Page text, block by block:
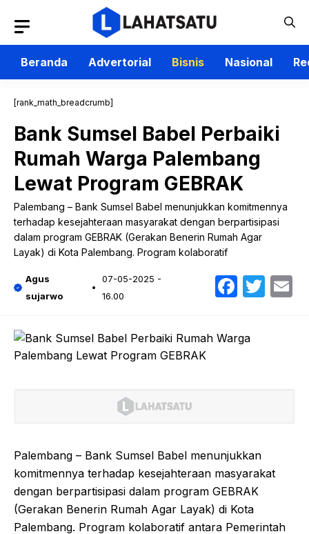
isi
Beranda
Advertorial Bisnis Nasional
[rank_math_breadcrumb]
Bank Sumsel Babel Perbaiki
Rumah Warga Palembang
Lewat Program GEBRAK
Palembang – Bank Sumsel Babel menunjukkan komitmennya
terhadap kesejahteraan masyarakat dengan berpartisipasi
dalam program GEBRAK (Gerakan Benerin Rumah Agar
Layak) di Kota Palembang. Program kolaboratif
Agus
sujarwo
07-05-2025 -
16.00
Palembang – Bank Sumsel Babel menunjukkan
komitmennya terhadap kesejahteraan masyarakat
dengan berpartisipasi dalam program GEBRAK
(Gerakan Benerin Rumah Agar Layak) di Kota
Palembang. Program kolaboratif antara Pemerintah